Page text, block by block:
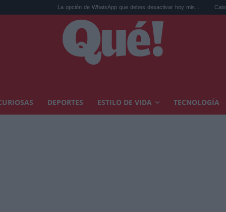
La opción de WhatsApp que debes desactivar hoy mis... Calor extremo y
DEPORTES ESTILO DE VIDA TECNOLOGÍA